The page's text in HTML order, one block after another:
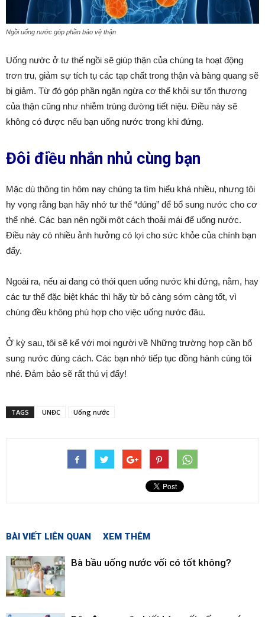
Ngồi uống nước góp phần bảo vệ thận
Uống nước ở tư thế ngồi sẽ giúp thận của chúng ta hoạt động
trơn tru, giảm sự tích tụ các tạp chất trong thận và bàng quang sẽ
bị giảm. Từ đó góp phần ngăn ngừa cơ thể khỏi sự tổn thương
của thận cũng như nhiễm trùng đường tiết niệu. Điều này sẽ
không có được nếu bạn uống nước trong khi đứng.
Đôi điều nhắn nhủ cùng bạn
Mặc dù thông tin hôm nay chúng ta tìm hiểu khá nhiều, nhưng tôi
hy vọng rằng bạn hãy nhớ tư thế “đúng” để bổ sung nước cho cơ
thể nhé. Các bạn nên ngồi một cách thoải mái để uống nước.
Điều này có nhiều ảnh hưởng có lợi cho sức khỏe của chính bạn
đấy.
Ngoài ra, nếu ai đang có thói quen uống nước khi đứng, nằm, hay
các tư thế đặc biệt khác thì hãy từ bỏ càng sớm càng tốt, vì
chúng đều không phù hợp cho việc uống nước đâu.
Ở kỳ sau, tôi sẽ kể với mọi người về Những trường hợp cần bổ
sung nước đúng cách. Các bạn nhớ tiếp tục đồng hành cùng tôi
nhé. Đảm bảo sẽ rất thú vị đấy!
TAGS UNĐC Uống nước
BÀI VIẾT LIÊN QUAN XEM THÊM
Bà bầu uống nước vối có tốt không?